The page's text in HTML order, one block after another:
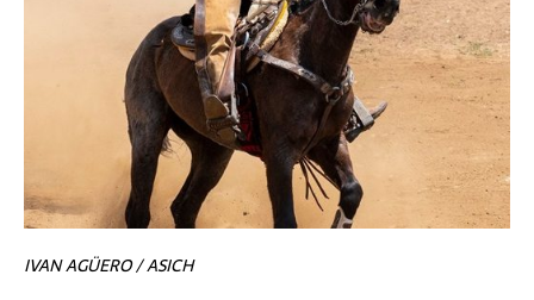
IVAN AGÜERO / ASICH